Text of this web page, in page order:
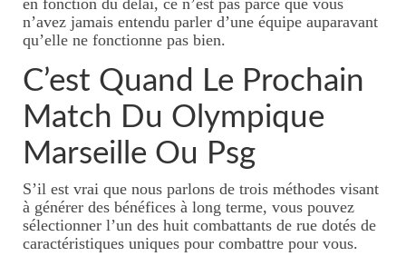
Tarifs massages bébé
Forfait naissance
Tarifs forfaits naissance
Initiations massage
Tarifs initation massage
Où se faire masser ?
Perpignan
en fonction du délai, ce n’est pas parce que vous
n’avez jamais entendu parler d’une équipe auparavant
qu’elle ne fonctionne pas bien.
C’est Quand Le Prochain
Match Du Olympique
Marseille Ou Psg
S’il est vrai que nous parlons de trois méthodes visant
à générer des bénéfices à long terme, vous pouvez
sélectionner l’un des huit combattants de rue dotés de
caractéristiques uniques pour combattre pour vous.